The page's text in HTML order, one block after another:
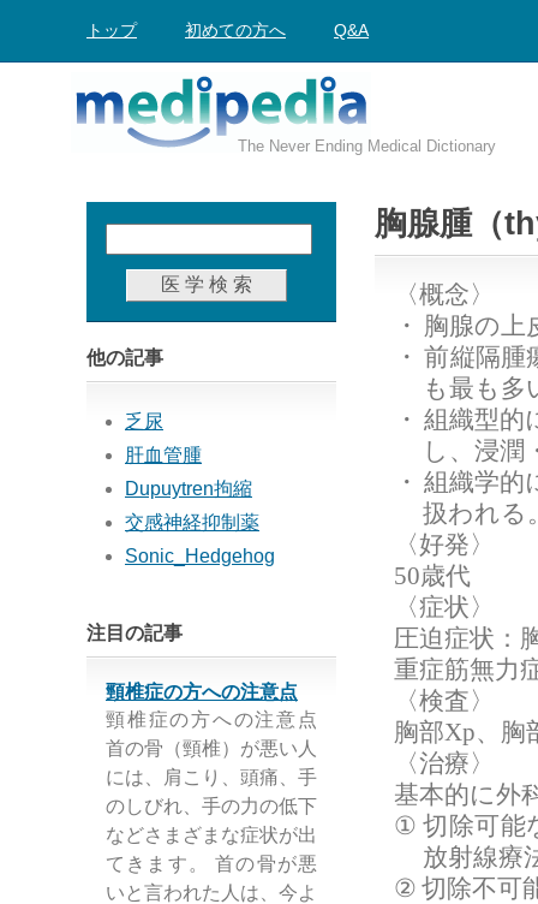
胸腺腫（
〈概念〉
・
胸腺の上
・ 前縦隔腫
も最も多
・ 組織型的
し、浸潤
・ 組織学的
扱われる
〈好発〉
50歳代
〈症状〉
圧迫症状：
重症筋無力
〈検査〉
胸部Xp、胸
〈治療〉
基本的に外
① 切除可能
放射線療
② 切除不可
他の記事
乏尿
肝血管腫
Dupuytren拘縮
交感神経抑制薬
Sonic_Hedgehog
注目の記事
頸椎症の方への注意点
頸椎症の方への注意点
首の骨（頸椎）が悪い人
には、肩こり、頭痛、手
のしびれ、手の力の低下
などさまざまな症状が出
てきます。 首の骨が悪
いと言われた人は、今よ
トップ 初めての方へ Q&A
The Never Ending Medical Dictionary